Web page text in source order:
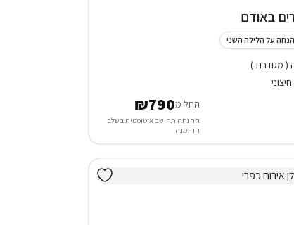
( מגודרת )
החל מ₪790
ההנחה תחושב אוטומטית בשלב
ההזמנה